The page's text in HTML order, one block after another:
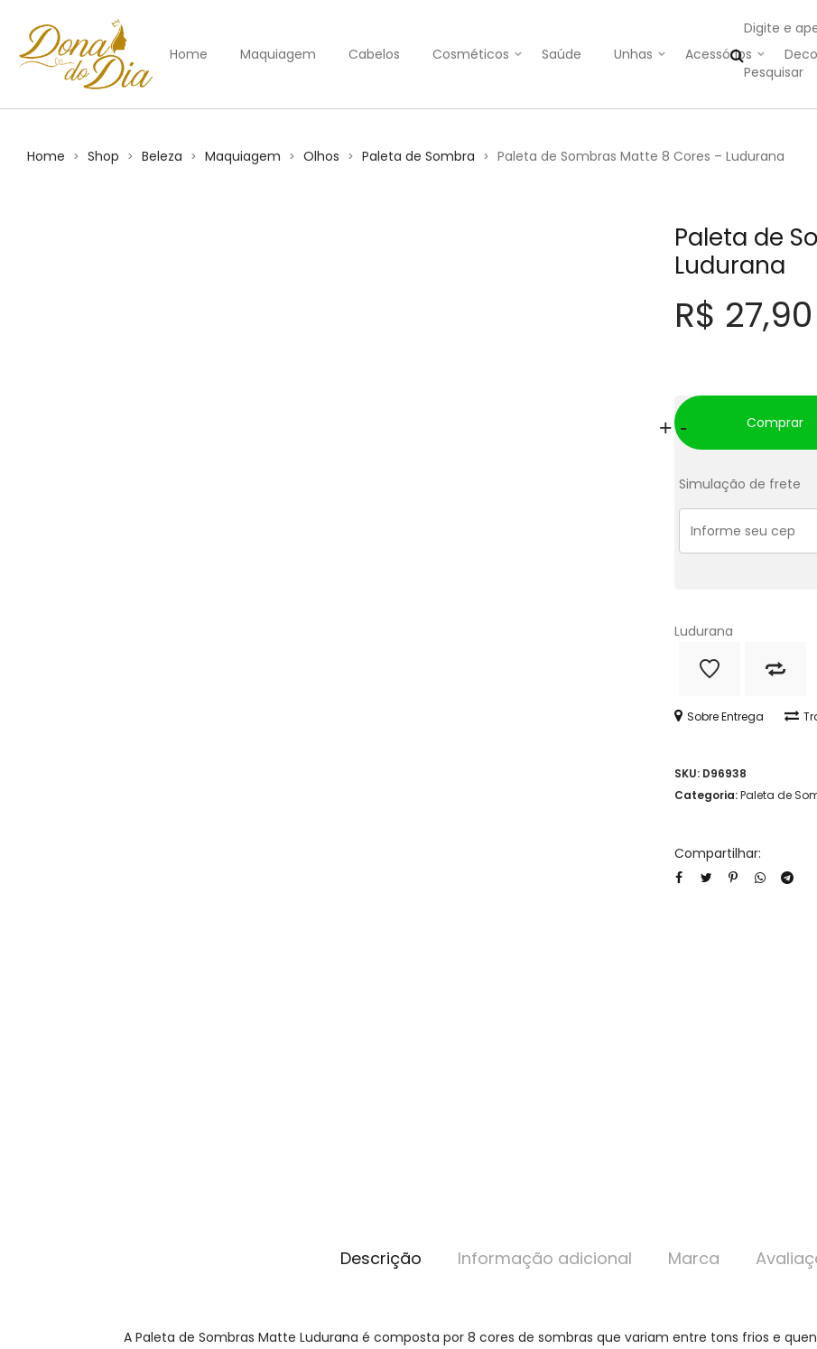
Home Maquiagem Cabelos Cosméticos Saúde Unhas Acessórios
Digite e
Home > Shop > Beleza > Maquiagem > Olhos > Paleta de Sombra > Paleta de Sombras Matte 8 Cores – Ludurana
Paleta de
Ludurana
R$ 27,90
-
Paleta
de
Ludurana
quantidade
+ Comprar
Simulação de frete
Ludurana
Sobre Entrega
SKU: D96938
Categoria:Paleta de
Compartilhar:
Descrição Informação adicional Marca
A Paleta de Sombras Matte Ludurana é composta por 8 cores de sombras que variam entre tons frios e